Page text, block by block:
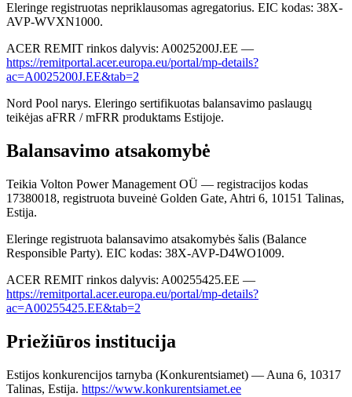
Eleringe registruotas nepriklausomas agregatorius. EIC kodas: 38X-
AVP-WVXN1000.
ACER REMIT rinkos dalyvis: A0025200J.EE —
https://remitportal.acer.europa.eu/portal/mp-details?
ac=A0025200J.EE&tab=2
Nord Pool narys. Eleringo sertifikuotas balansavimo paslaugų
teikėjas aFRR / mFRR produktams Estijoje.
Balansavimo atsakomybė
Teikia Volton Power Management OÜ — registracijos kodas
17380018, registruota buveinė Golden Gate, Ahtri 6, 10151 Talinas,
Estija.
Eleringe registruota balansavimo atsakomybės šalis (Balance
Responsible Party). EIC kodas: 38X-AVP-D4WO1009.
ACER REMIT rinkos dalyvis: A00255425.EE —
https://remitportal.acer.europa.eu/portal/mp-details?
ac=A00255425.EE&tab=2
Priežiūros institucija
Estijos konkurencijos tarnyba (Konkurentsiamet) — Auna 6, 10317
Talinas, Estija. https://www.konkurentsiamet.ee